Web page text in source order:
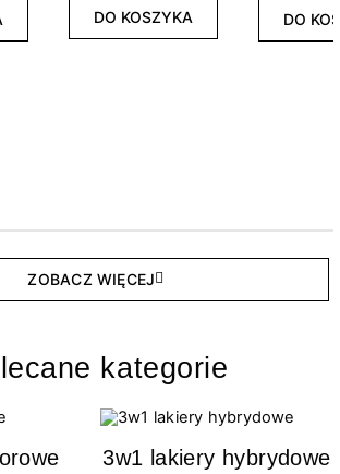
DO KOSZYKA DO
ZOBACZ WIĘCEJ
kategorie
3w1 lakiery hybrydowe